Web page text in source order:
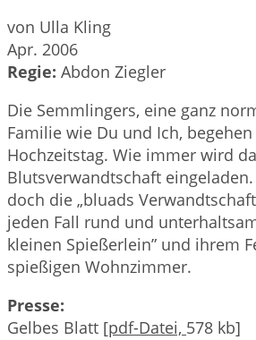
von Ulla Kling
Apr. 2006
Regie: Abdon Ziegler
Die Semmlingers, eine ganz
Familie wie Du und Ich,
Hochzeitstag. Wie immer wird
Blutsverwandtschaft
doch die „bluads
jeden Fall rund und
kleinen Spießerlein” und ihrem
spießigen Wohnzimmer.
Presse:
Gelbes Blatt [pdf-Datei, 578 kb]